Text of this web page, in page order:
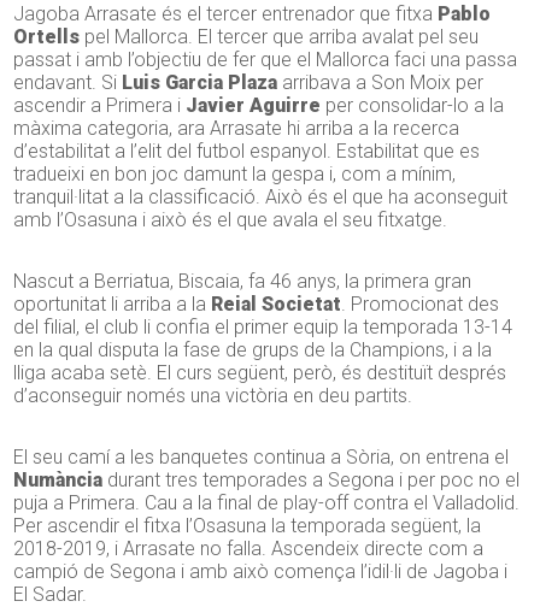
Jagoba Arrasate és el tercer entrenador que fitxa Pablo
Ortells pel Mallorca. El tercer que arriba avalat pel seu
passat i amb l’objectiu de fer que el Mallorca faci una passa
endavant. Si Luis Garcia Plaza arribava a Son Moix per
ascendir a Primera i Javier Aguirre per consolidar-lo a la
màxima categoria, ara Arrasate hi arriba a la recerca
d’estabilitat a l’elit del futbol espanyol. Estabilitat que es
tradueixi en bon joc damunt la gespa i, com a mínim,
tranquil·litat a la classificació. Això és el que ha aconseguit
amb l’Osasuna i això és el que avala el seu fitxatge.
Nascut a Berriatua, Biscaia, fa 46 anys, la primera gran
oportunitat li arriba a la Reial Societat. Promocionat des
del filial, el club li confia el primer equip la temporada 13-14
en la qual disputa la fase de grups de la Champions, i a la
lliga acaba setè. El curs següent, però, és destituït després
d’aconseguir només una victòria en deu partits.
El seu camí a les banquetes continua a Sòria, on entrena el
Numància durant tres temporades a Segona i per poc no el
puja a Primera. Cau a la final de play-off contra el Valladolid.
Per ascendir el fitxa l’Osasuna la temporada següent, la
2018-2019, i Arrasate no falla. Ascendeix directe com a
campió de Segona i amb això comença l’idil·li de Jagoba i
El Sadar.